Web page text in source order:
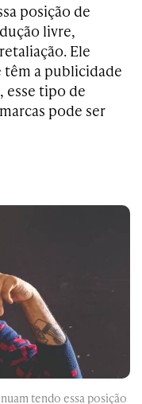
posição de
livre,
Ele
têm a publicidade
esse tipo de
pode ser
tendo essa posição